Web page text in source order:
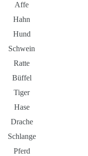
Affe
Hahn
Hund
Schwein
Ratte
Büffel
Tiger
Hase
Drache
Schlange
Pferd